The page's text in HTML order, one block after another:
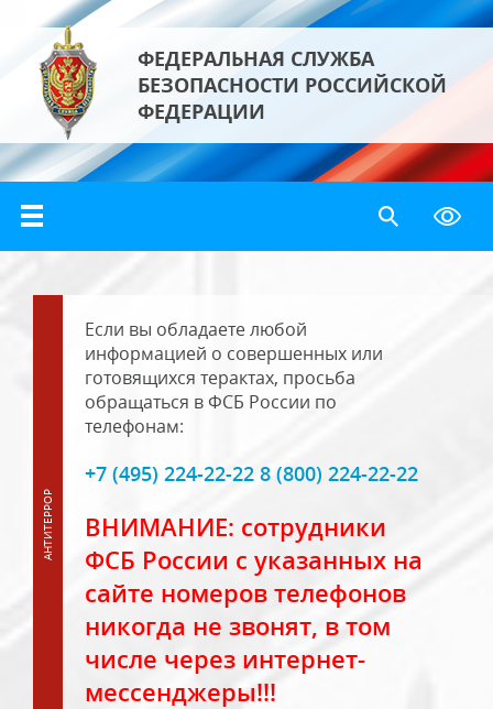
ФЕДЕРАЛЬНАЯ СЛУЖБА
БЕЗОПАСНОСТИ РОССИЙСКОЙ
ФЕДЕРАЦИИ
Если вы обладаете любой
информацией о совершенных или
готовящихся терактах, просьба
обращаться в ФСБ России по
телефонам:
+7 (495) 224-22-22 8 (800) 224-22-22
ВНИМАНИЕ: сотрудники
ФСБ России с указанных на
сайте номеров телефонов
никогда не звонят, в том
числе через интернет-
мессенджеры!!!